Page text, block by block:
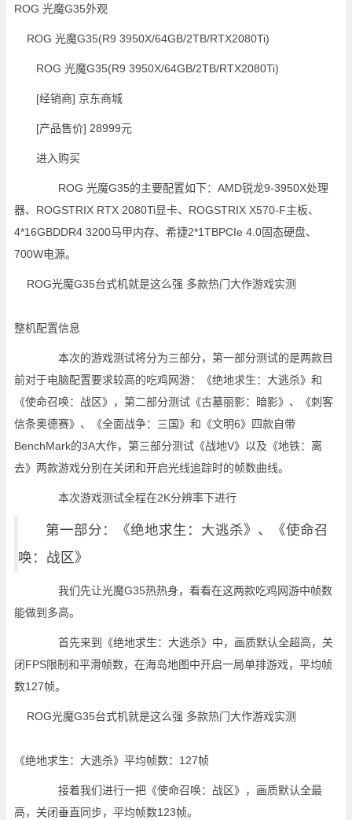
ROG 光魔G35外观
ROG 光魔G35(R9 3950X/64GB/2TB/RTX2080Ti)
[经销商] 京东商城
[产品售价] 28999元
进入购买
ROG 光魔G35的主要配置如下：AMD锐龙9-3950X处理
器、ROGSTRIX RTX 2080Ti显卡、ROGSTRIX X570-F主板、
4*16GBDDR4 3200马甲内存、希捷2*1TBPCIe 4.0固态硬盘、
700W电源。
整机配置信息
本次的游戏测试将分为三部分，第一部分测试的是两款目
前对于电脑配置要求较高的吃鸡网游：《绝地求生：大逃杀》和
《使命召唤：战区》，第二部分测试《古墓丽影：暗影》、《刺客
信条奥德赛》、《全面战争：三国》和《文明6》四款自带
BenchMark的3A大作，第三部分测试《战地V》以及《地铁：离
去》两款游戏分别在关闭和开启光线追踪时的帧数曲线。
本次游戏测试全程在2K分辨率下进行
第一部分：《绝地求生：大逃杀》、《使命召
唤：战区》
我们先让光魔G35热热身，看看在这两款吃鸡网游中帧数
能做到多高。
首先来到《绝地求生：大逃杀》中，画质默认全超高，关
闭FPS限制和平滑帧数，在海岛地图中开启一局单排游戏，平均帧
数127帧。
《绝地求生：大逃杀》平均帧数：127帧
接着我们进行一把《使命召唤：战区》，画质默认全最
高，关闭垂直同步，平均帧数123帧。